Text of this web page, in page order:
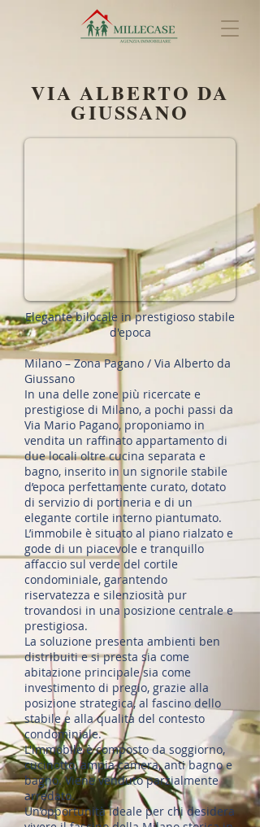
VIA ALBERTO DA
GIUSSANO
Elegante bilocale in prestigioso stabile
d'epoca
Milano – Zona Pagano / Via Alberto da
Giussano
In una delle zone più ricercate e
prestigiose di Milano, a pochi passi da
Via Mario Pagano, proponiamo in
vendita un raffinato appartamento di
due locali oltre cucina separata e
bagno, inserito in un signorile stabile
d’epoca perfettamente curato, dotato
di servizio di portineria e di un
elegante cortile interno piantumato.
L’immobile è situato al piano rialzato e
gode di un piacevole e tranquillo
affaccio sul verde del cortile
condominiale, garantendo
riservatezza e silenziosità pur
trovandosi in una posizione centrale e
prestigiosa.
La soluzione presenta ambienti ben
distribuiti e si presta sia come
abitazione principale sia come
investimento di pregio, grazie alla
posizione strategica, al fascino dello
stabile e alla qualità del contesto
condominiale.
L'immobile è composto da soggiorno,
cucinotto, ampia camera, anti bagno e
bagno. Viene venduto parzialmente
arredato.
Un’opportunità ideale per chi desidera